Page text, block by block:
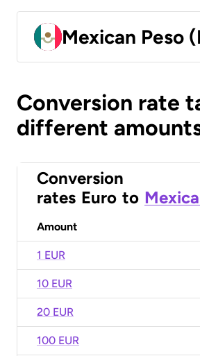
Mexican Peso
Conversion rate
different
Conversion
rates Euro to
Amount
1 EUR
10 EUR
20 EUR
100 EUR